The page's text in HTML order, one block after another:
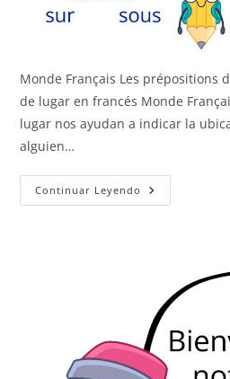
Monde Français Les prépositions
de lugar en francés Monde
lugar nos ayudan a indicar la
alguien…
Continuar Leyendo Las
Preposiciones